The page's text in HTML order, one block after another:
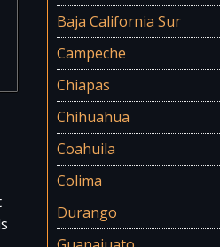
Baja California Sur
Campeche
Chiapas
Chihuahua
Coahuila
Colima
Durango